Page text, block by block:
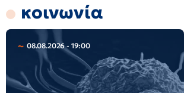
κοινωνία
08.08.2026 - 19:00